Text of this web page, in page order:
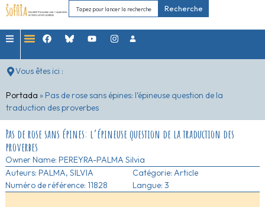
Recherche
Vous êtes ici :
Portada » Pas de rose sans épines: l’épineuse question de la
traduction des proverbes
Pas de rose sans épines: l’épineuse question de la traduction des
proverbes
Owner Name: PEREYRA-PALMA Silvia
Auteurs: PALMA, SILVIA
Numéro de référence: 11828
Catégorie: Article
Langue: 3